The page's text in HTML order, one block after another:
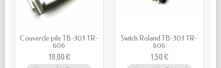
Couvercle pile TB-303 TR-
606
19,00 €
Switch Roland TB-303 TR-
606
1,50 €